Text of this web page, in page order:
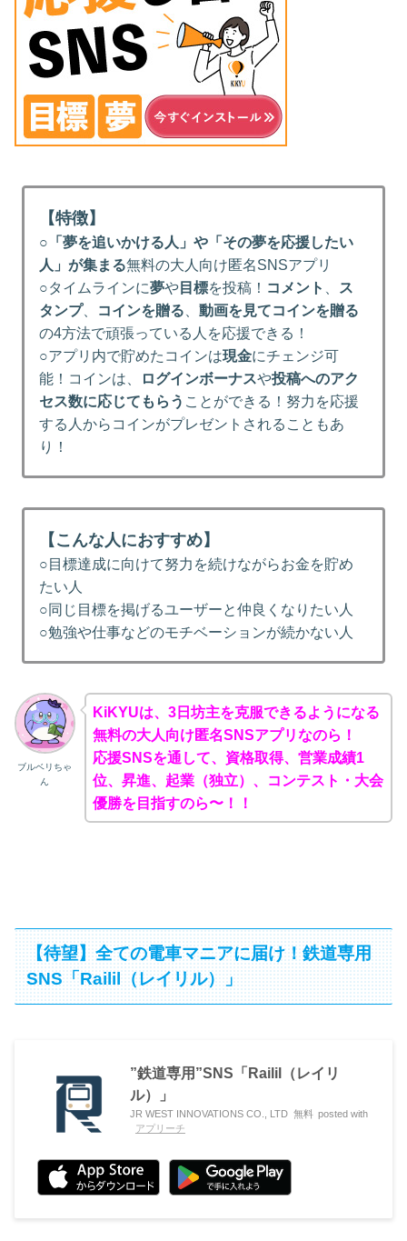
【特徴】
○ 「夢を追いかける人」や「その夢を応援したい
人」が集まる無料の大人向け匿名SNSアプリ
○タイムラインに夢や 目標を投稿！ コメント
ス
タンプ、 コインを贈る 、動画を見てコインを贈る
の4方法で頑張っている人を応援できる！
○アプリ内で貯めたコインは現金にチェンジ可
能！コインは、
ログインボーナスや投稿へのアク
セス数に応じてもらう ことができる！努力を応援
する人からコインがプレゼントされることもあ
り！
【こんな人におすすめ】
○目標達成に向けて努力を続けながらお金を貯め
たい人
○同じ目標を掲げるユーザーと仲良くなりたい人
○勉強や仕事などのモチベーションが続かない人
ブルベリちゃ
ん
KiKYUは、3日坊主を克服できるようになる
無料の大人向け匿名SNSアプリなのら！
応援SNSを通して、資格取得、営業成績1
位、昇進、起業（独立）、コンテスト・大会
優勝を目指すのら〜！！
【待望】全ての電車マニアに届け！鉄道専用
SNS「Railil（レイリル）」
”鉄道専用”SNS「Railil（レイリ
ル）」
JR WEST INNOVATIONS CO., LTD 無料 posted with
アプリーチ